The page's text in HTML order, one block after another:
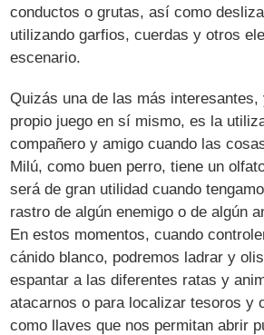
conductos o grutas, así como
utilizando garfios, cuerdas y otros
escenario.
Quizás una de las más
propio juego en sí mismo, es la
compañero y amigo cuando las
Milú, como buen perro, tiene un
será de gran utilidad cuando
rastro de algún enemigo o de algún
En estos momentos, cuando
cánido blanco, podremos ladrar y
espantar a las diferentes ratas y
atacarnos o para localizar tesoros y
como llaves que nos permitan abrir